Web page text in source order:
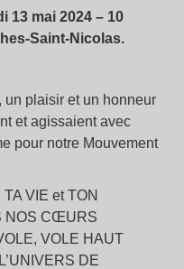
13 mai 2024 – 10
Saint-Nicolas.
un plaisir et un honneur
et agissaient avec
pour notre Mouvement
VIE et TON
NOS CŒURS
VOLE HAUT
DE